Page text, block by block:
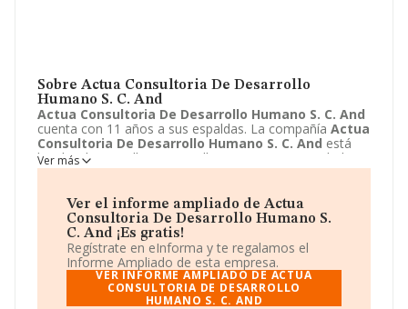
Sobre Actua Consultoria De Desarrollo
Humano S. C. And
Actua Consultoria De Desarrollo Humano S. C. And
cuenta con 11 años a sus espaldas. La compañía Actua
Consultoria De Desarrollo Humano S. C. And está
localizada en Calle Jorge Guillen, 2 - 2 3. Su actividad
CNAE se ubica dentro de 8559 - Otra educación n.c.o.p..
tiene un modelo de sociedad Sociedad cooperativa.
Ver más
Ver el informe ampliado de Actua
Consultoria De Desarrollo Humano S.
C. And ¡Es gratis!
Regístrate en eInforma y te regalamos el
Informe Ampliado de esta empresa.
VER INFORME AMPLIADO DE ACTUA
CONSULTORIA DE DESARROLLO
HUMANO S. C. AND